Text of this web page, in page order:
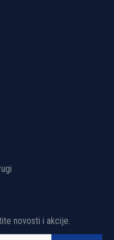
novosti i akcije.